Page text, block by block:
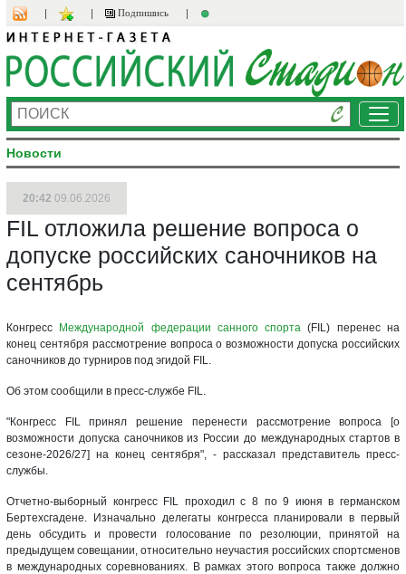
Подпишись
Новости
20:42 09.06.2026
FIL отложила решение вопроса о
допуске российских саночников на
сентябрь
Конгресс Международной федерации санного спорта (FIL) перенес на
конец сентября рассмотрение вопроса о возможности допуска российских
саночников до турниров под эгидой FIL.
Об этом сообщили в пресс-службе FIL.
"Конгресс FIL принял решение перенести рассмотрение вопроса [о
возможности допуска саночников из России до международных стартов в
сезоне-2026/27] на конец сентября", - рассказал представитель пресс-
службы.
Отчетно-выборный конгресс FIL проходил с 8 по 9 июня в германском
Бертехсгадене. Изначально делегаты конгресса планировали в первый
день обсудить и провести голосование по резолюции, принятой на
предыдущем совещании, относительно неучастия российских спортсменов
в международных соревнованиях. В рамках этого вопроса также должно